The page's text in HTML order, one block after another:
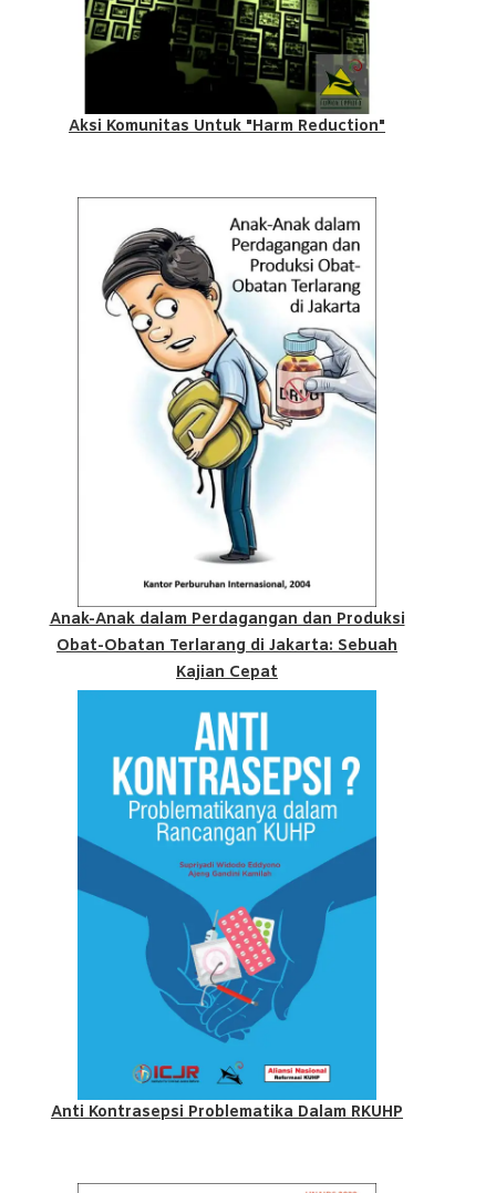
Aksi Komunitas Untuk "Harm Reduction"
Anak-Anak dalam Perdagangan dan Produksi
Obat-Obatan Terlarang di Jakarta: Sebuah
Kajian Cepat
Anti Kontrasepsi Problematika Dalam RKUHP